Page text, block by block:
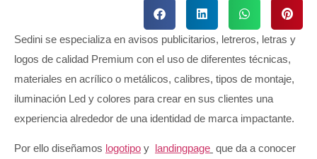
Sedini se especializa en avisos publicitarios, letreros, letras y
logos de calidad Premium con el uso de diferentes técnicas,
materiales en acrílico o metálicos, calibres, tipos de montaje,
iluminación Led y colores para crear en sus clientes una
experiencia alrededor de una identidad de marca impactante.
Por ello diseñamos logotipo y landingpage que da a conocer